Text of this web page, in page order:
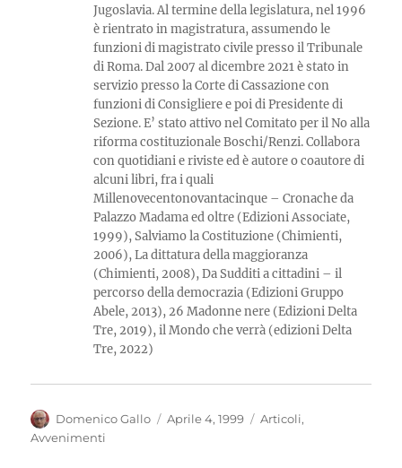
Jugoslavia. Al termine della legislatura, nel 1996
è rientrato in magistratura, assumendo le
funzioni di magistrato civile presso il Tribunale
di Roma. Dal 2007 al dicembre 2021 è stato in
servizio presso la Corte di Cassazione con
funzioni di Consigliere e poi di Presidente di
Sezione. E’ stato attivo nel Comitato per il No alla
riforma costituzionale Boschi/Renzi. Collabora
con quotidiani e riviste ed è autore o coautore di
alcuni libri, fra i quali
Millenovecentonovantacinque – Cronache da
Palazzo Madama ed oltre (Edizioni Associate,
1999), Salviamo la Costituzione (Chimienti,
2006), La dittatura della maggioranza
(Chimienti, 2008), Da Sudditi a cittadini – il
percorso della democrazia (Edizioni Gruppo
Abele, 2013), 26 Madonne nere (Edizioni Delta
Tre, 2019), il Mondo che verrà (edizioni Delta
Tre, 2022)
Autore
Domenico Gallo
Pubblicato
Aprile 4, 1999 Categorie
Articoli,
Avvenimenti